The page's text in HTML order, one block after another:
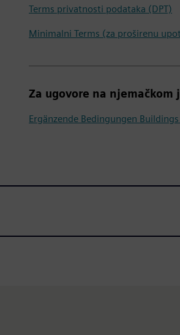
Terms privatnosti podataka (DPT)
Minimalni Terms (za proširenu
Za ugovore na njemačkom
Ergänzende Bedingungen